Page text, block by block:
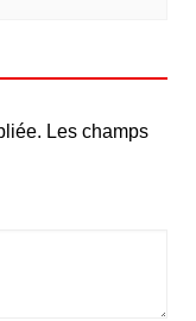
Les champs